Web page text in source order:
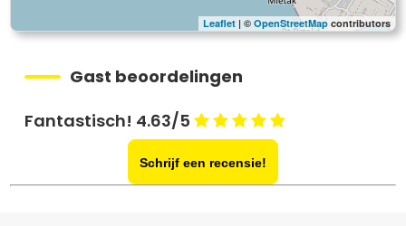
Leaflet | ©OpenStreetMap contributors
Gast beoordelingen
Fantastisch! 4.63/5
Schrijf een recensie!